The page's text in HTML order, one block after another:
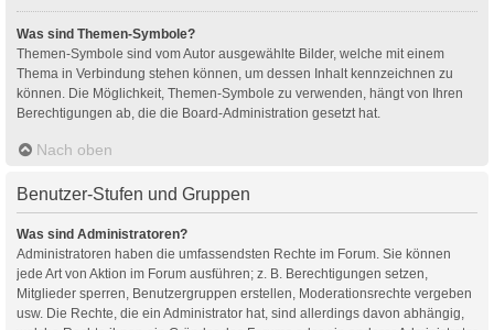
Was sind Themen-Symbole?
Themen-Symbole sind vom Autor ausgewählte Bilder, welche mit einem
Thema in Verbindung stehen können, um dessen Inhalt kennzeichnen zu
können. Die Möglichkeit, Themen-Symbole zu verwenden, hängt von Ihren
Berechtigungen ab, die die Board-Administration gesetzt hat.
Nach oben
Benutzer-Stufen und Gruppen
Was sind Administratoren?
Administratoren haben die umfassendsten Rechte im Forum. Sie können
jede Art von Aktion im Forum ausführen; z. B. Berechtigungen setzen,
Mitglieder sperren, Benutzergruppen erstellen, Moderationsrechte vergeben
usw. Die Rechte, die ein Administrator hat, sind allerdings davon abhängig,